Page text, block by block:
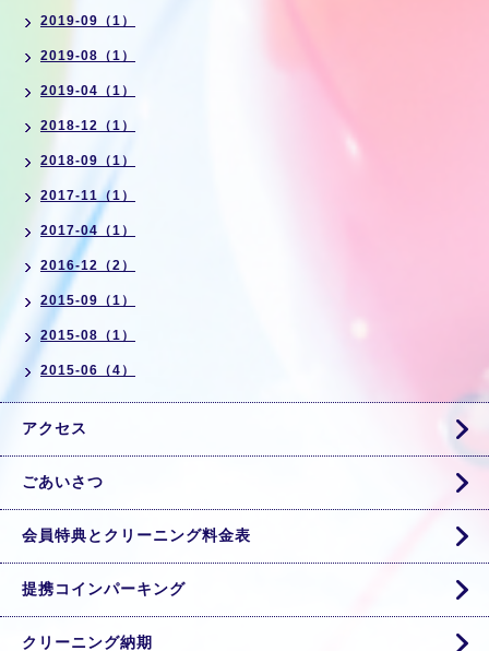
2019-09（1）
2019-08（1）
2019-04（1）
2018-12（1）
2018-09（1）
2017-11（1）
2017-04（1）
2016-12（2）
2015-09（1）
2015-08（1）
2015-06（4）
アクセス
ごあいさつ
会員特典とクリーニング料金表
提携コインパーキング
クリーニング納期